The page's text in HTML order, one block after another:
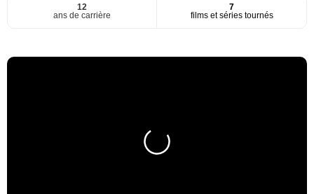
12
ans de carrière
7
films et séries tournés